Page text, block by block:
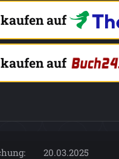
auf
auf
20.03.2025